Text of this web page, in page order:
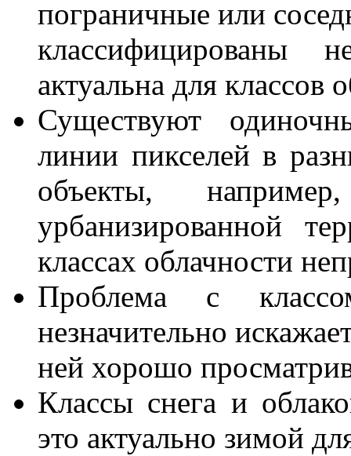
пограничные или
классифицированы
актуальна для классов
Существуют
линии пикселей в
объекты,
урбанизированной
классах облачности
Проблема с
незначительно
ней хорошо
Классы снега и
это актуально зимой